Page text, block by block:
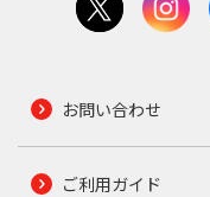
お問い合わせ
ご利用ガイド